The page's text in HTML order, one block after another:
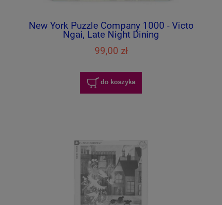
New York Puzzle Company 1000 - Victo
Ngai, Late Night Dining
99,00 zł
do koszyka